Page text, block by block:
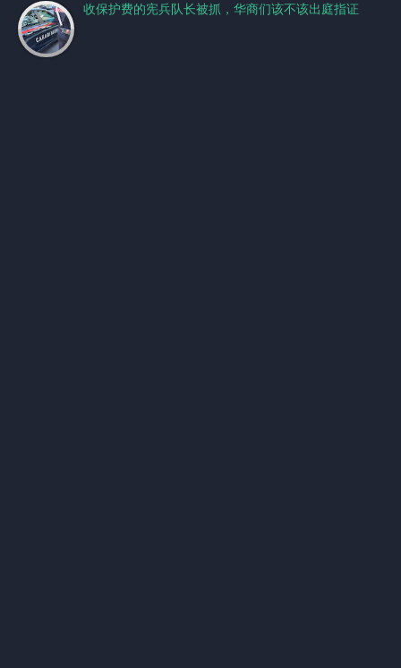
收保护费的宪兵队长被抓，华商们该不该出庭指证